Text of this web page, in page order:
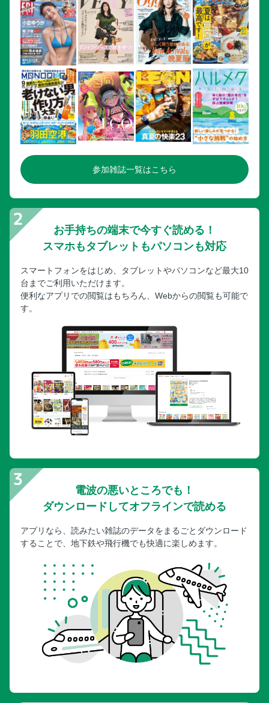
函館／みどころ
函館／グルメ／みやげ
函館 湯の川温泉／みどころ
函館周辺／みどころ
大沼／みどころ
松前／みどころ
江差／みどころ
江差 奥尻島／みどころ
富良野 美瑛 旭川 層雲峡
MAP／富良野 美瑛 旭川広域
MAP／美瑛中心／富良野中心
富良野／みどころ
富良野 美瑛／花人街道
富良野 美瑛／みどころ
富良野 美瑛／グルメ／みやげ
旭川／MAP／旭川／旭川中心
旭川／みどころ
層雲峡／みどころ
十勝 帯広 日高 えりも
MAP／帯広 十勝 日高 広域
十勝 帯広／みどころ
十勝 帯広／北海道ガーデン街道
十勝 帯広／みどころ
十勝 帯広／みどころ／ばんえい競馬
十勝／みどころ／秘湯
十勝 帯広／グルメ／みやげ
日高 えりも／みどころ
MAP／釧路湿原・阿寒湖・摩周湖広域
釧路湿原／釧路湿原と希少な生物
釧路湿原 ／みどころ／アクティビティ
釧路市街／みどころ
厚岸・根室／みどころ
釧路／グルメ／みやげ
阿寒／みどころ
参加雑誌一覧はこちら
お手持ちの端末で今すぐ読める！
スマホもタブレットもパソコンも対応
スマートフォンをはじめ、タブレットやパソコンなど最大10
台までご利用いただけます。
便利なアプリでの閲覧はもちろん、Webからの閲覧も可能で
す。
電波の悪いところでも！
ダウンロードしてオフラインで読める
アプリなら、読みたい雑誌のデータをまるごとダウンロード
することで、地下鉄や飛行機でも快適に楽しめます。